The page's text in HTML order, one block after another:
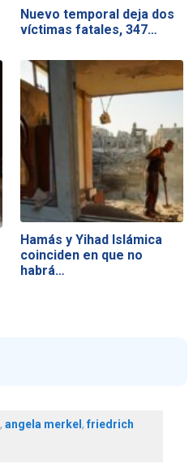
Nuevo temporal deja dos
víctimas fatales, 347…
Hamás y Yihad Islámica
coinciden en que no
habrá…
, angela merkel ,friedrich